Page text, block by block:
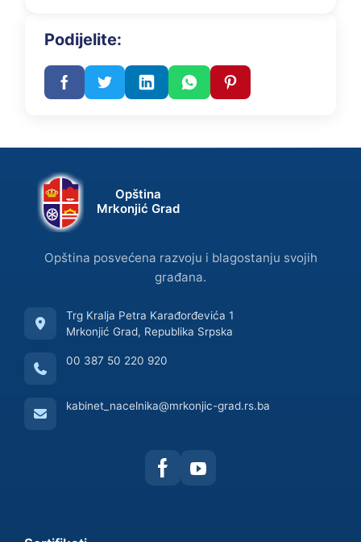
Podijelite:
Opština
Mrkonjić Grad
Opština posvećena razvoju i blagostanju svojih
građana.
Trg Kralja Petra Karađorđevića 1
Mrkonjić Grad, Republika Srpska
00 387 50 220 920
kabinet_nacelnika@mrkonjic-grad.rs.ba